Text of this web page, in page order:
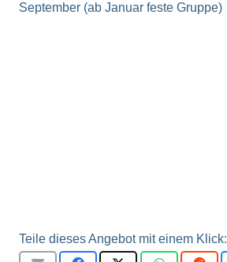
September (ab Januar feste Gruppe)
Teile dieses Angebot mit einem Klick: